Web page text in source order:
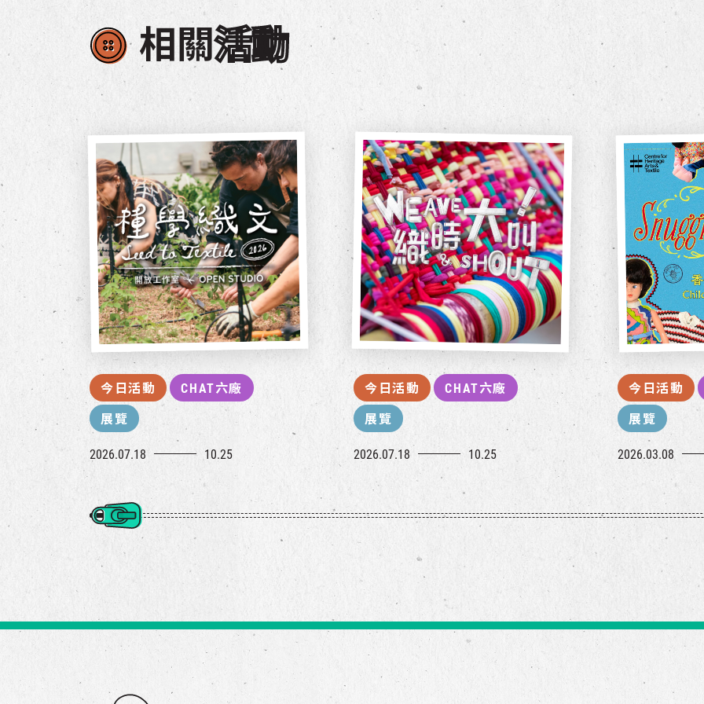
相關活動
今日活動 CHAT六廠
展覽
2026.07.18 10.25
今日活動 CHAT六廠
展覽
2026.07.18 10.25
今日活動
展覽
2026.03.08